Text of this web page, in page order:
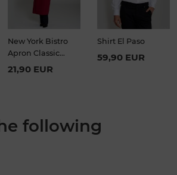
New York Bistro
Apron Classic
80x100 cm
21,90 EUR
Shirt El Paso
59,90 EUR
following